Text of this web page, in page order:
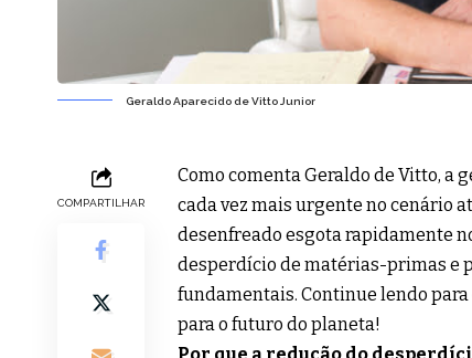
Geraldo Aparecido de Vitto Junior
COMPARTILHAR
Como comenta Geraldo de Vitto, a
cada vez mais urgente no cenário
desenfreado esgota rapidamente
desperdício de matérias-primas e
fundamentais. Continue lendo
para o futuro do planeta!